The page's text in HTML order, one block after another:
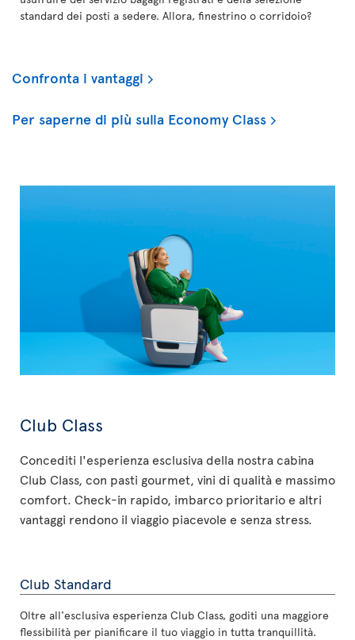
standard dei posti a sedere. Allora, finestrino o corridoio?
Confronta i vantaggi
Per saperne di più sulla Economy Class
Club Class
Concediti l'esperienza esclusiva della nostra cabina
Club Class, con pasti gourmet, vini di qualità e massimo
comfort. Check-in rapido, imbarco prioritario e altri
vantaggi rendono il viaggio piacevole e senza stress.
Club Standard
Oltre all'esclusiva esperienza Club Class, goditi una maggiore
flessibilità per pianificare il tuo viaggio in tutta tranquillità.